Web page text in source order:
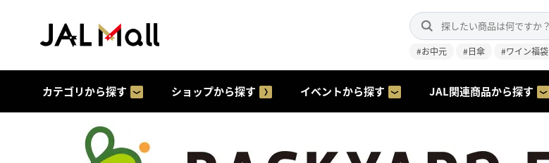
#お中元 #日傘 #ワイン福袋
カテゴリから探す ショップから探す イベントから探す JAL関連商品から探す